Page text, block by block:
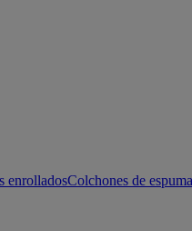
enrolladosColchones de espuma